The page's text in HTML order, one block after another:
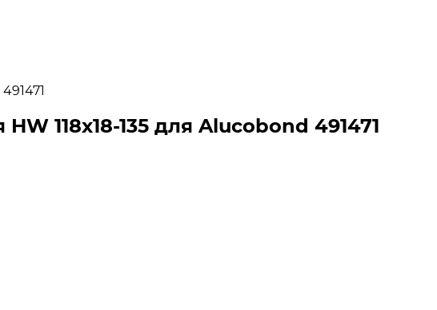
118x18-135 для Alucobond 491471